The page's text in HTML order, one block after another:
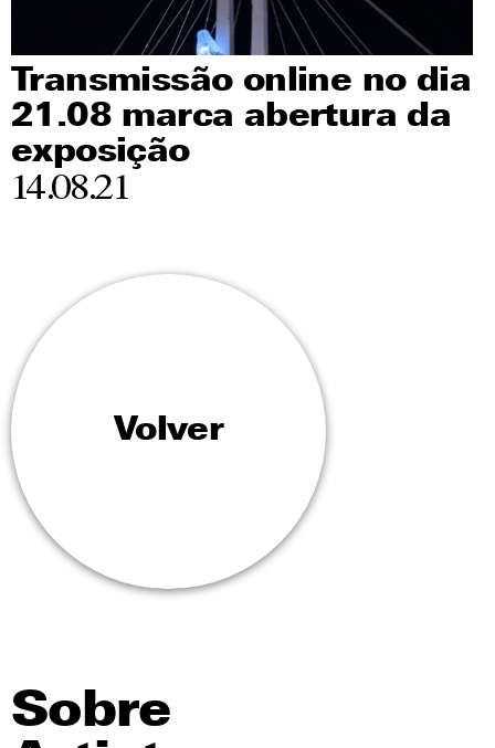
Transmissão online no dia
21.08 marca abertura da
exposição
14.08.21
Volver
Sobre